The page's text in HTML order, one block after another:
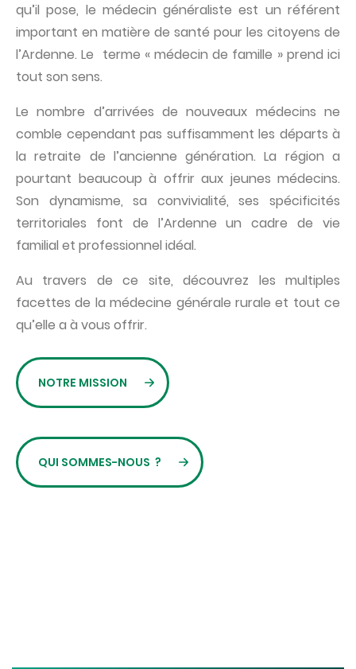
qu’il pose, le médecin généraliste est un référent
important en matière de santé pour les citoyens de
l’Ardenne. Le terme « médecin de famille » prend ici
tout son sens.
Le nombre d’arrivées de nouveaux médecins ne
comble cependant pas suffisamment les départs à
la retraite de l’ancienne génération. La région a
pourtant beaucoup à offrir aux jeunes médecins.
Son dynamisme, sa convivialité, ses spécificités
territoriales font de l’Ardenne un cadre de vie
familial et professionnel idéal.
Au travers de ce site, découvrez les multiples
facettes de la médecine générale rurale et tout ce
qu’elle a à vous offrir.
NOTRE MISSION
QUI SOMMES-NOUS ?